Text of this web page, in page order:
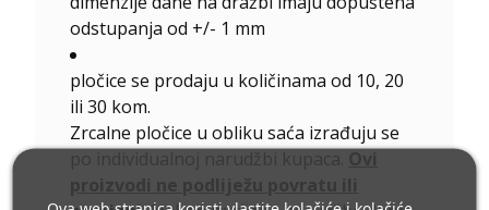
odstupanja od +/- 1 mm
pločice se prodaju u količinama od 10, 20
ili 30 kom.
Zrcalne pločice u obliku saća izrađuju se